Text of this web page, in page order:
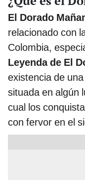
El Dorado
relacionado con
Colombia,
Leyenda de El
existencia de
situada en algún
cual los
con fervor en el